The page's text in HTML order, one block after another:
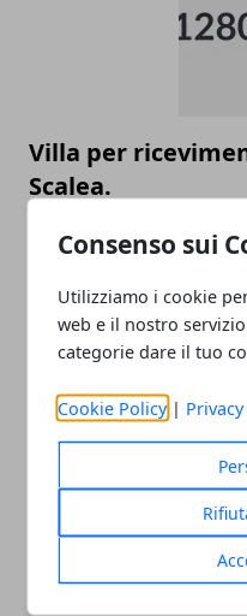
Consenso sui
Utilizziamo i cookie
web e il nostro
categorie dare il tuo
Cookie Policy |
Villa per
Scalea.
CATEGORIE
Aziende
Viaggi & Vacanze
Internet